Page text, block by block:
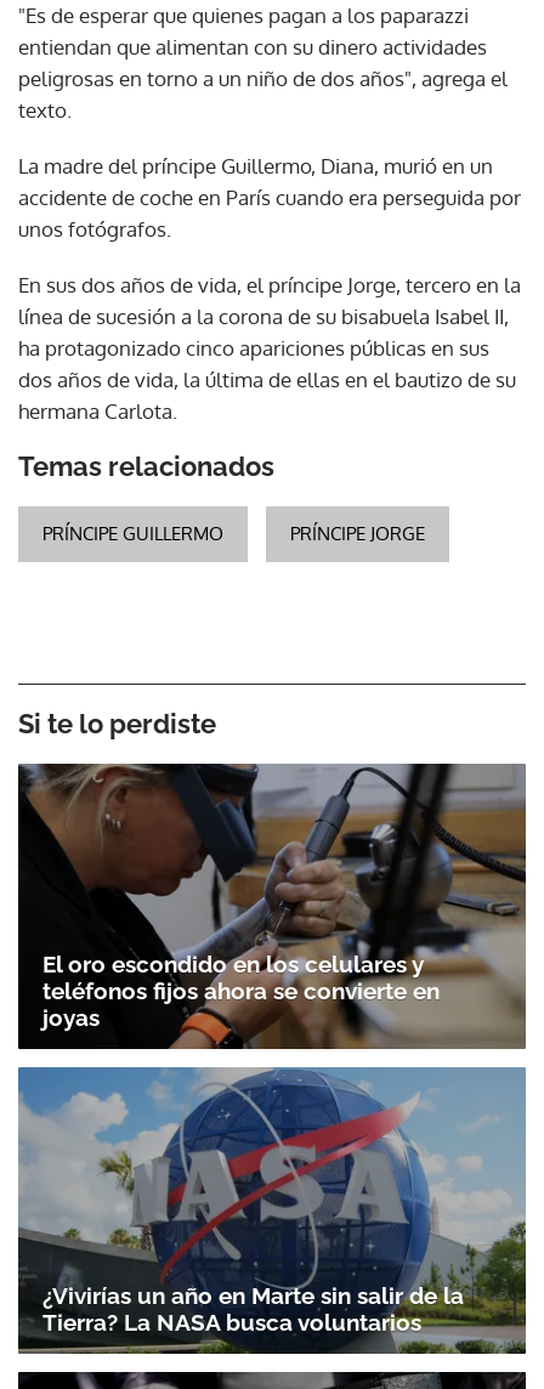
"Es de esperar que quienes pagan a los paparazzi
entiendan que alimentan con su dinero actividades
peligrosas en torno a un niño de dos años", agrega el
texto.
La madre del príncipe Guillermo, Diana, murió en un
accidente de coche en París cuando era perseguida por
unos fotógrafos.
En sus dos años de vida, el príncipe Jorge, tercero en la
línea de sucesión a la corona de su bisabuela Isabel II,
ha protagonizado cinco apariciones públicas en sus
dos años de vida, la última de ellas en el bautizo de su
hermana Carlota.
Temas relacionados
PRÍNCIPE GUILLERMO PRÍNCIPE JORGE
Si te lo perdiste
El oro escondido en los celulares y
teléfonos fijos ahora se convierte en
joyas
¿Vivirías un año en Marte sin salir de la
Tierra? La NASA busca voluntarios